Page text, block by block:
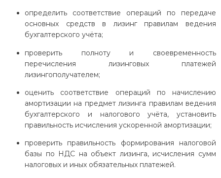
определить соответствие операций по передаче
основных средств в лизинг правилам ведения
бухгалтерского учёта;
проверить полноту и своевременность
перечисления лизинговых платежей
лизингополучателем;
оценить соответствие операций по начислению
амортизации на предмет лизинга правилам ведения
бухгалтерского и налогового учёта, установить
правильность исчисления ускоренной амортизации;
проверить правильность формирования налоговой
базы по НДС на объект лизинга, исчисления сумм
налоговых и иных обязательных платежей.